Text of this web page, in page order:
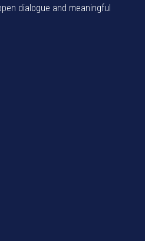
dialogue and meaningful